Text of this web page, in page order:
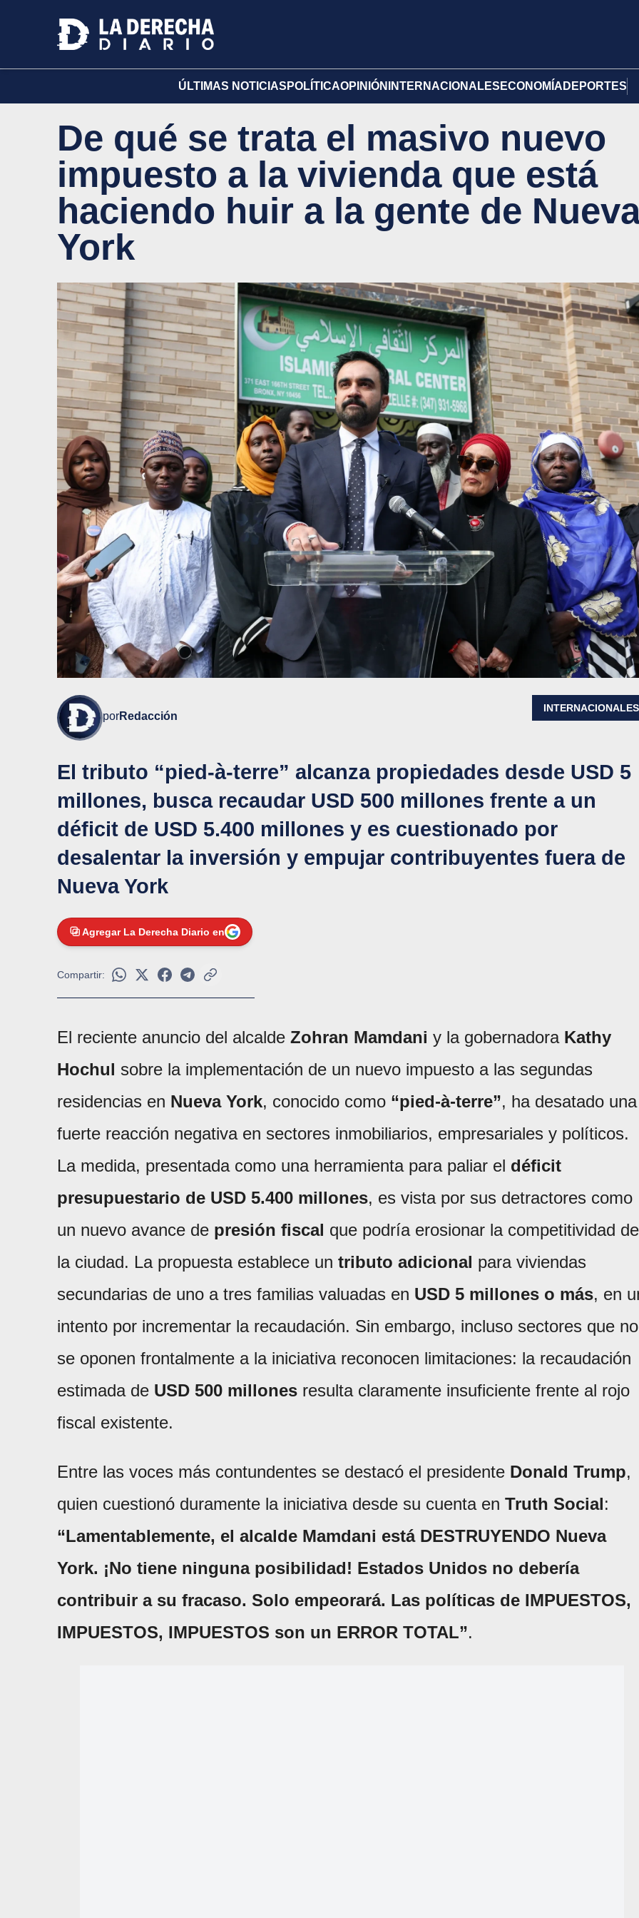
ÚLTIMAS NOTICIAS POLÍTICAOPINIÓN INTERNACIONALES ECONOMÍA DEPORTES
De qué se trata el masivo nuevo
impuesto a la vivienda que está
haciendo huir a la gente de
York
porRedacción
INTERNACIONALES
El tributo “pied-à-terre” alcanza propiedades desde USD 5
millones, busca recaudar USD 500 millones frente a un
déficit de USD 5.400 millones y es cuestionado por
desalentar la inversión y empujar contribuyentes fuera de
Nueva York
Agregar La Derecha Diario en
Compartir:
El reciente anuncio del alcalde Zohran Mamdani y la gobernadora Kathy
Hochul sobre la implementación de un nuevo impuesto a las segundas
residencias en Nueva York, conocido como “pied-à-terre”, ha desatado una
fuerte reacción negativa en sectores inmobiliarios, empresariales y políticos.
La medida, presentada como una herramienta para paliar el déficit
presupuestario de USD 5.400 millones, es vista por sus detractores como
un nuevo avance de presión fiscal que podría erosionar la competitividad de
la ciudad. La propuesta establece un tributo adicional para viviendas
secundarias de uno a tres familias valuadas en USD 5 millones o más, en
intento por incrementar la recaudación. Sin embargo, incluso sectores que no
se oponen frontalmente a la iniciativa reconocen limitaciones: la recaudación
estimada de USD 500 millones resulta claramente insuficiente frente al rojo
fiscal existente.
Entre las voces más contundentes se destacó el presidente Donald Trump,
quien cuestionó duramente la iniciativa desde su cuenta en Truth Social:
“Lamentablemente, el alcalde Mamdani está DESTRUYENDO Nueva
York. ¡No tiene ninguna posibilidad! Estados Unidos no debería
contribuir a su fracaso. Solo empeorará. Las políticas de IMPUESTOS,
IMPUESTOS, IMPUESTOS son un ERROR TOTAL”.